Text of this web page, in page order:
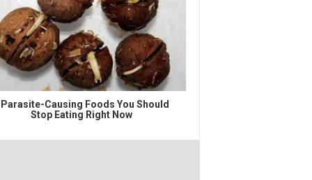
Causing Foods You Should
Stop Eating Right Now